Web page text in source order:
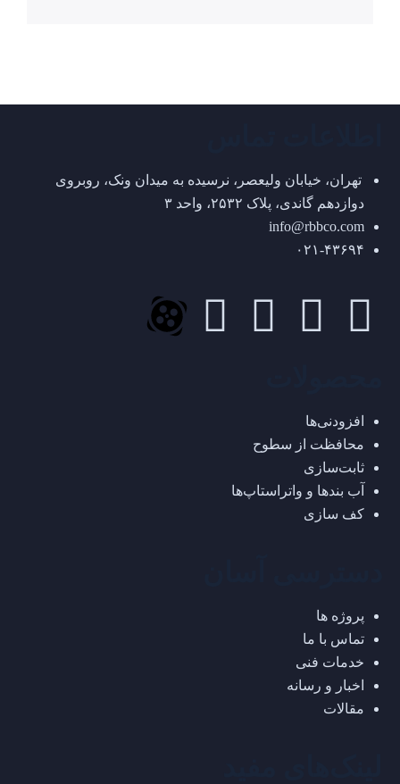
تهران، خیابان ولیعصر، نرسیده به میدان ونک، روبروی
دوازدهم گاندی، پلاک ۲۵۳۲، واحد ۳
info@rbbco.com
۰۲۱-۴۳۶۹۴
افزودنی‌ها
محافظت از سطوح
ثابت‌سازی
آب بندها و واتراستاپ‌ها
کف سازی
پروژه ها
تماس با ما
خدمات فنی
اخبار و رسانه
مقالات